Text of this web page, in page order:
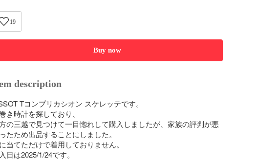
19
Buy now
description
Tコンプリカシオン スケレッテです。
き時計を探しており、
の三越で見つけて一目惚れして購入しましたが、家族の評判が悪
たため出品することにしました。
当てただけで着用しておりません。
日は2025/1/24です。